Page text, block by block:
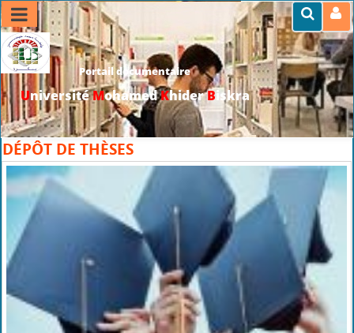
Portail documentaire
UniversitéMohamedKhiderBiskra
>>Accueil>Flash infos
DÉPÔT DE THÈSES